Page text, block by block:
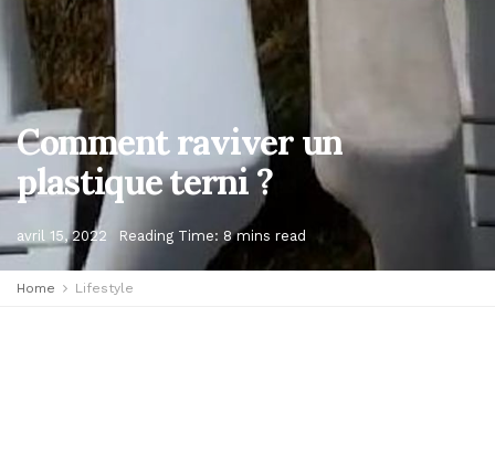
Comment raviver un
plastique terni ?
avril 15, 2022 Reading Time: 8 mins read
Home Lifestyle